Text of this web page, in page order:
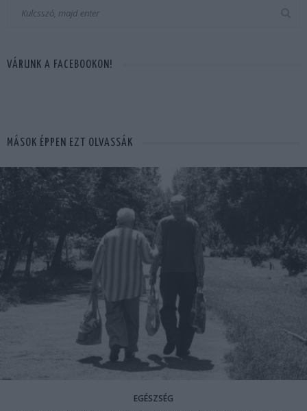
VÁRUNK A FACEBOOKON!
MÁSOK ÉPPEN EZT OLVASSÁK
EGÉSZSÉG